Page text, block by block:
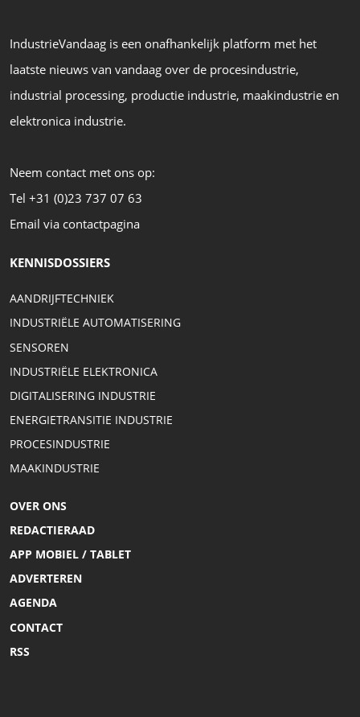
IndustrieVandaag is een onafhankelijk platform met het
laatste nieuws van vandaag over de procesindustrie,
industrial processing, productie industrie, maakindustrie en
elektronica industrie.
Neem contact met ons op:
Tel +31 (0)23 737 07 63
Email via contactpagina
KENNISDOSSIERS
AANDRIJFTECHNIEK
INDUSTRIËLE AUTOMATISERING
SENSOREN
INDUSTRIËLE ELEKTRONICA
DIGITALISERING INDUSTRIE
ENERGIETRANSITIE INDUSTRIE
PROCESINDUSTRIE
MAAKINDUSTRIE
OVER ONS
REDACTIERAAD
APP MOBIEL / TABLET
ADVERTEREN
AGENDA
CONTACT
RSS